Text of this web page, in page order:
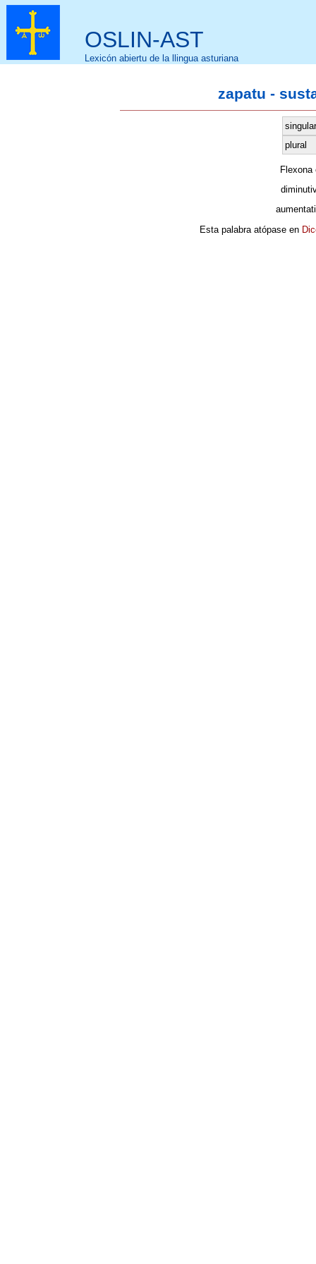
OSLIN-AST
Lexicón abiertu de la llingua asturiana
zapatu -
singular
plural
Esta palabra atópase en